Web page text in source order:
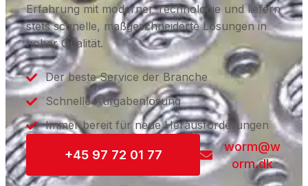
Erfahrung mit moderner Technologie und liefern
stets schnelle, maßgeschneiderte Lösungen in
hoher Qualität.
Der beste Service der Branche
Schnelle Aufgabenlösung
Immer bereit für neue Herausforderungen
+45 97 72 01 77
worm@w
orm.dk